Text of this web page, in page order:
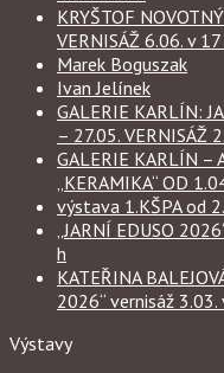
KRYŠTOF
VERNISÁŽ 6.06. v 17
Marek Boguszak
Ivan Jelínek
GALERIE KARLÍN:
– 27.05. VERNISÁŽ
GALERIE KARLÍN –
„KERAMIKA“ OD
výstava 1.KŠPA od
„JARNÍ EDUSO
h
KATEŘINA
2026“ vernisáž 3.03.
Výstavy